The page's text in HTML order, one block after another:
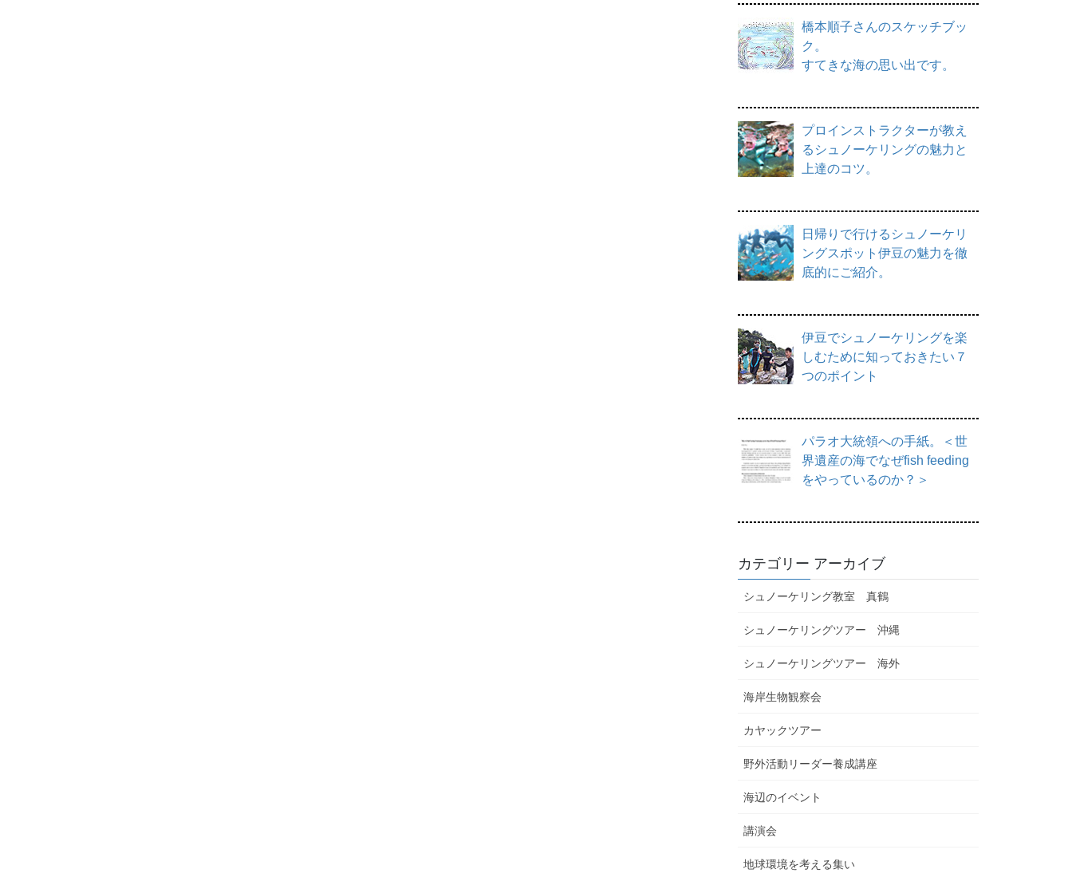
橋本順子さんのスケッチブッ
ク。
すてきな海の思い出です。
プロインストラクターが教え
るシュノーケリングの魅力と
上達のコツ。
日帰りで行けるシュノーケリ
ングスポット伊豆の魅力を徹
底的にご紹介。
伊豆でシュノーケリングを楽
しむために知っておきたい７
つのポイント
パラオ大統領への手紙。＜世
界遺産の海でなぜfish feeding
をやっているのか？＞
カテゴリー アーカイブ
シュノーケリング教室 真鶴
シュノーケリングツアー 沖縄
シュノーケリングツアー 海外
海岸生物観察会
カヤックツアー
野外活動リーダー養成講座
海辺のイベント
講演会
地球環境を考える集い